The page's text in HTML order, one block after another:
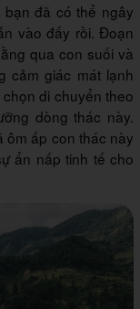
đã có thể ngây
vào đấy rồi. Đoạn
qua con suối và
cảm giác mát lạnh
di chuyển theo
dòng thác này.
ôm ấp con thác này
ẩn nấp tinh tế cho